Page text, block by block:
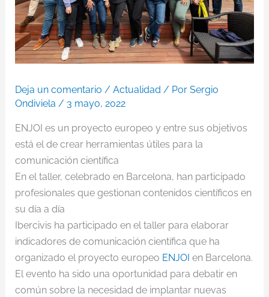
Deja un comentario / Actualidad / Por Sergio
Ondiviela / 3 mayo, 2022
ENJOI es un proyecto europeo y entre sus objetivos
está el de crear herramientas útiles para la
comunicación científica
En el taller, celebrado en Barcelona, han participado
profesionales que gestionan contenidos científicos en
su día a día
Ibercivis ha participado en el taller para elaborar
indicadores de comunicación científica que ha
organizado el proyecto europeo ENJOI en Barcelona.
El evento ha sido una oportunidad para debatir en
común sobre la necesidad de implantar nuevas